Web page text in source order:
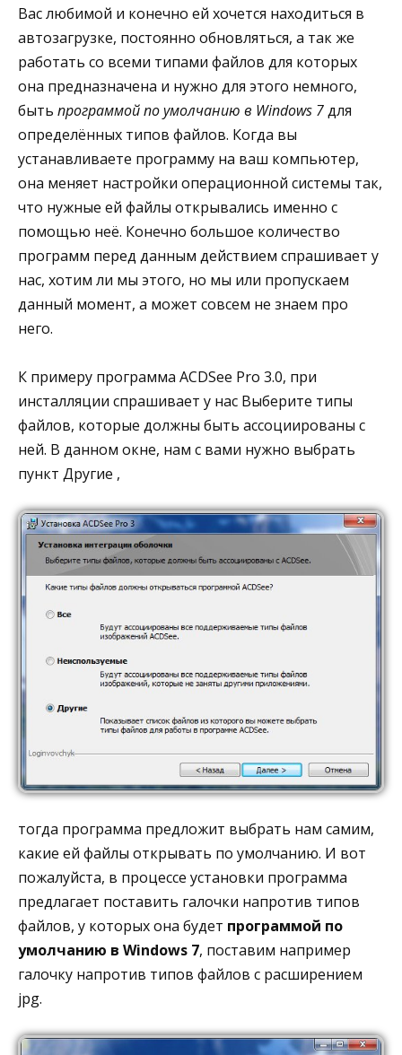
Вас любимой и конечно ей хочется находиться в
автозагрузке, постоянно обновляться, а так же
работать со всеми типами файлов для которых
она предназначена и нужно для этого немного,
быть программой по умолчанию в Windows 7для
определённых типов файлов. Когда вы
устанавливаете программу на ваш компьютер,
она меняет настройки операционной системы так,
что нужные ей файлы открывались именно с
помощью неё. Конечно большое количество
программ перед данным действием спрашивает у
нас, хотим ли мы этого, но мы или пропускаем
данный момент, а может совсем не знаем про
него.
К примеру программа ACDSee Pro 3.0, при
инсталляции спрашивает у нас Выберите типы
файлов, которые должны быть ассоциированы с
ней. В данном окне, нам с вами нужно выбрать
пункт Другие ,
тогда программа предложит выбрать нам самим,
какие ей файлы открывать по умолчанию. И вот
пожалуйста, в процессе установки программа
предлагает поставить галочки напротив типов
файлов, у которых она будет программой по
умолчанию в Windows 7, поставим например
галочку напротив типов файлов с расширением
jpg.